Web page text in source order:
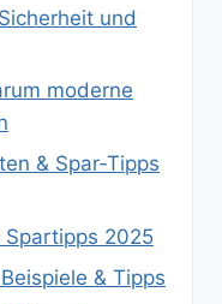
und
moderne
& Spar‑Tipps
Spartipps 2025
& Tipps